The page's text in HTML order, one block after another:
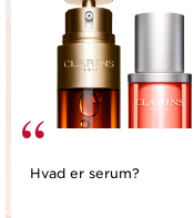
Hvad er serum?